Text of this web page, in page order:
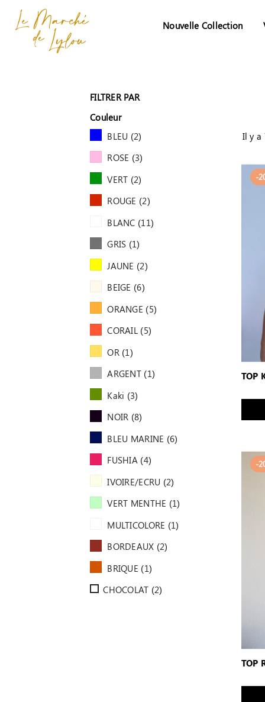
Nouvelle Collection
FILTRER PAR
Couleur
BLEU (2)
ROSE (3)
VERT (2)
ROUGE (2)
BLANC (11)
GRIS (1)
JAUNE (2)
BEIGE (6)
ORANGE (5)
CORAIL (5)
OR (1)
ARGENT (1)
Kaki (3)
NOIR (8)
BLEU MARINE (6)
FUSHIA (4)
IVOIRE/ECRU (2)
VERT MENTHE (1)
MULTICOLORE (1)
BORDEAUX (2)
BRIQUE (1)
CHOCOLAT (2)
Il y a
TOP
-
TOP
-